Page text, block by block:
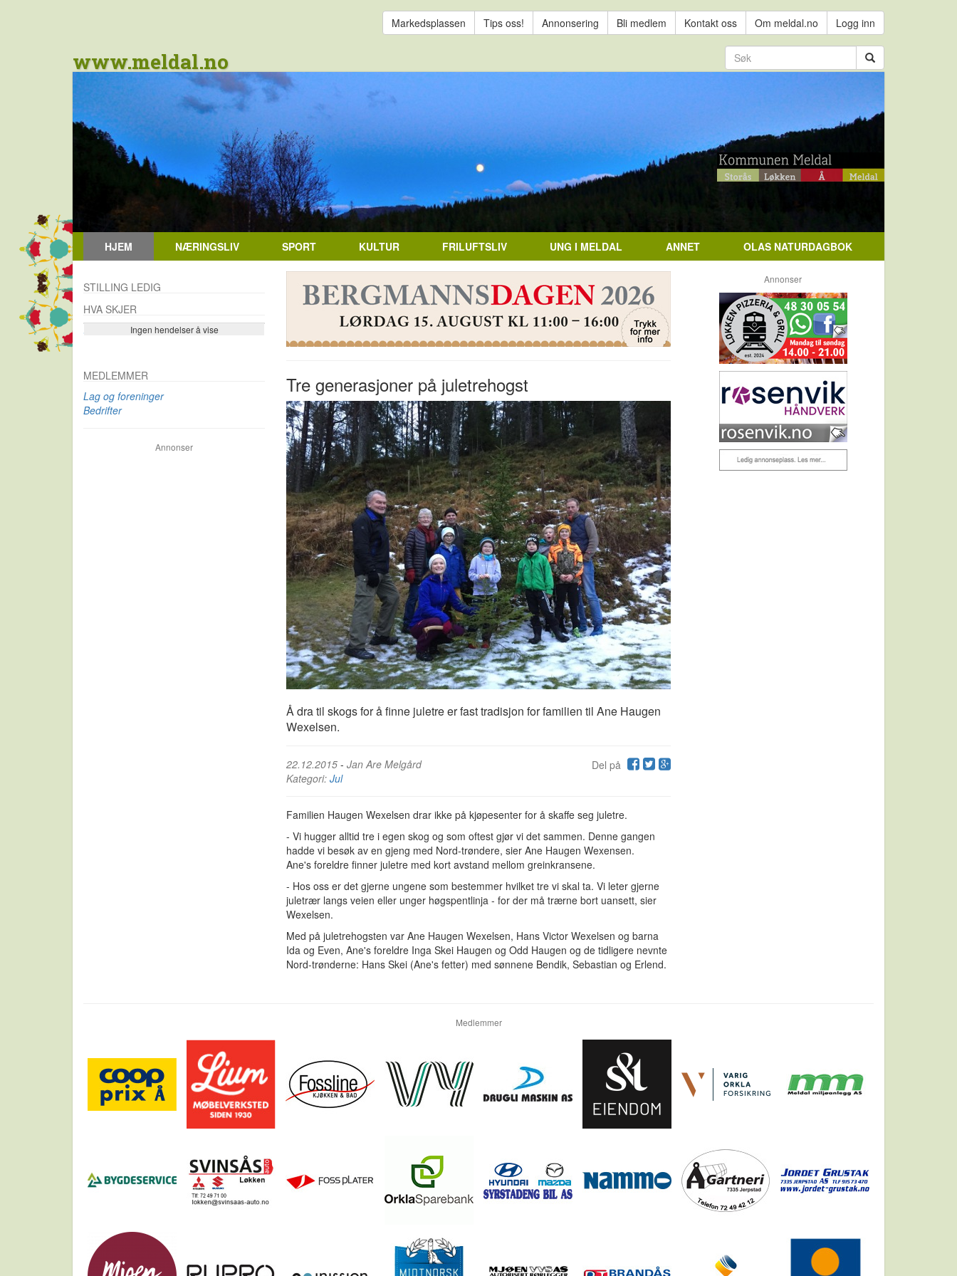
Markedsplassen Tips oss! Annonsering Bli medlem Kontakt oss Om meldal.no Logg inn
www.meldal.no
HJEM NÆRINGSLIV SPORT KULTUR FRILUFTSLIV UNG I MELDAL ANNET OLAS NATURDAGBOK
Tre generasjoner på juletrehogst
Å dra til skogs for å finne juletre er fast tradisjon for familien til Ane Haugen
Wexelsen.
Del på
22.12.2015 - Jan Are Melgård
Kategori: Jul
Familien Haugen Wexelsen drar ikke på kjøpesenter for å skaffe seg juletre.
- Vi hugger alltid tre i egen skog og som oftest gjør vi det sammen. Denne gangen
hadde vi besøk av en gjeng med Nord-trøndere, sier Ane Haugen Wexensen.
Ane's foreldre finner juletre med kort avstand mellom greinkransene.
- Hos oss er det gjerne ungene som bestemmer hvilket tre vi skal ta. Vi leter gjerne
juletrær langs veien eller unger høgspentlinja - for der må trærne bort uansett, sier
Wexelsen.
Med på juletrehogsten var Ane Haugen Wexelsen, Hans Victor Wexelsen og barna
Ida og Even, Ane's foreldre Inga Skei Haugen og Odd Haugen og de tidligere nevnte
Nord-trønderne: Hans Skei (Ane's fetter) med sønnene Bendik, Sebastian og Erlend.
STILLING LEDIG
HVA SKJER
Ingen hendelser å vise
Se flere…
MEDLEMMER
Lag og foreninger
Bedrifter
Annonser
Annonser
Medlemmer